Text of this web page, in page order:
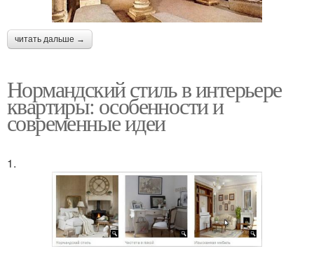
читать дальше →
Нормандский стиль в интерьере
квартиры: особенности и
современные идеи
1.